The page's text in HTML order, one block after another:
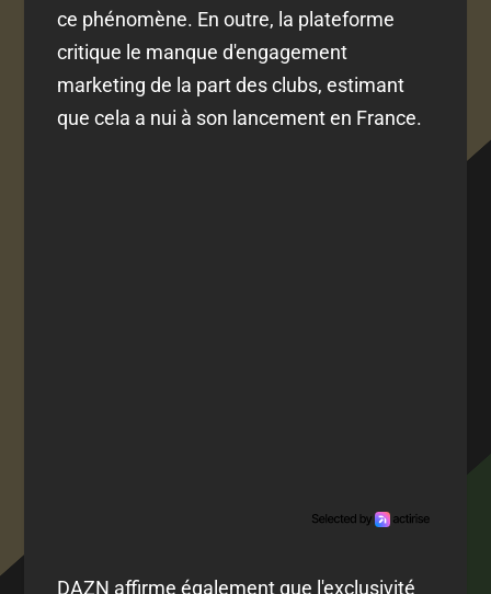
ce phénomène. En outre, la plateforme
critique le manque d'engagement
marketing de la part des clubs, estimant
que cela a nui à son lancement en France.
DAZN affirme également que l'exclusivité